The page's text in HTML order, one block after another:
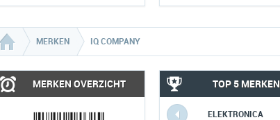
MERKEN IQ COMPANY
MERKEN OVERZICHT TOP 5 MERKEN
ELEKTRONICA